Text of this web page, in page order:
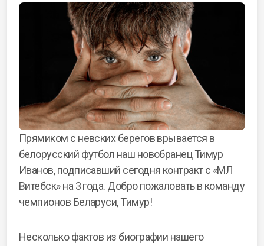
Прямиком с невских берегов врывается в
белорусский футбол наш новобранец Тимур
Иванов, подписавший сегодня контракт с «МЛ
Витебск» на 3 года. Добро пожаловать в команду
чемпионов Беларуси, Тимур!
Несколько фактов из биографии нашего